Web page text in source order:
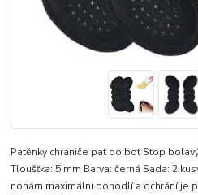
Patěnky chrániče pat do bot Stop
Tloušťka: 5 mm Barva: černá Sada: 2
nohám maximální pohodlí a ochrání je